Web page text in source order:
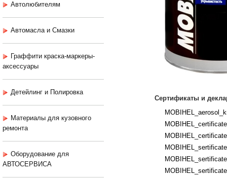
Автолюбителям
Автомасла и Смазки
Граффити краска-маркеры-
аксессуары
Детейлинг и Полировка
Материалы для кузовного
ремонта
Оборудование для
АВТОСЕРВИСА
Сертификаты и